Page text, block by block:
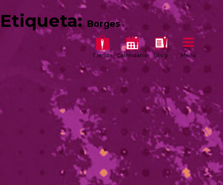
Tienda Calendario Blog Menú
Etiqueta: Borges